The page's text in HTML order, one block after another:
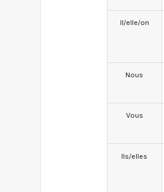
Il/elle/on
Nous
Vous
Ils/elles